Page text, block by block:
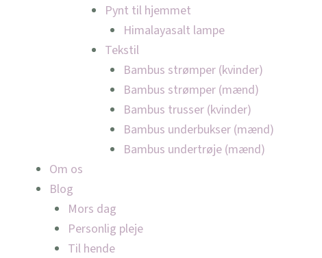
Pynt til hjemmet
Himalayasalt lampe
Tekstil
Bambus strømper (kvinder)
Bambus strømper (mænd)
Bambus trusser (kvinder)
Bambus underbukser (mænd)
Bambus undertrøje (mænd)
Om os
Blog
Mors dag
Personlig pleje
Til hende